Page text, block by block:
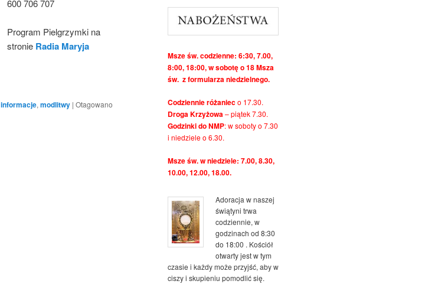
600 706 707
Program Pielgrzymki na
stronie Radia Maryja
informacje, modlitwy | Otagowano
Msze św. codzienne: 6:30, 7.00,
8:00, 18:00, w sobotę o 18 Msza
św. z formularza niedzielnego.
Codziennie różanieco 17.30.
Droga Krzyżowa– piątek 7.30.
Godzinki do NMP: w soboty o 7.30
i niedziele o 6.30.
Msze św. w niedziele: 7.00, 8.30,
10.00, 12.00, 18.00.
Adoracja w naszej
świątyni trwa
codziennie, w
godzinach od 8:30
do 18:00 . Kościół
otwarty jest w tym
czasie i każdy może przyjść, aby w
ciszy i skupieniu pomodlić się.